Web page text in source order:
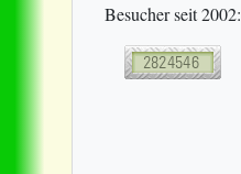
Besucher seit 2002: